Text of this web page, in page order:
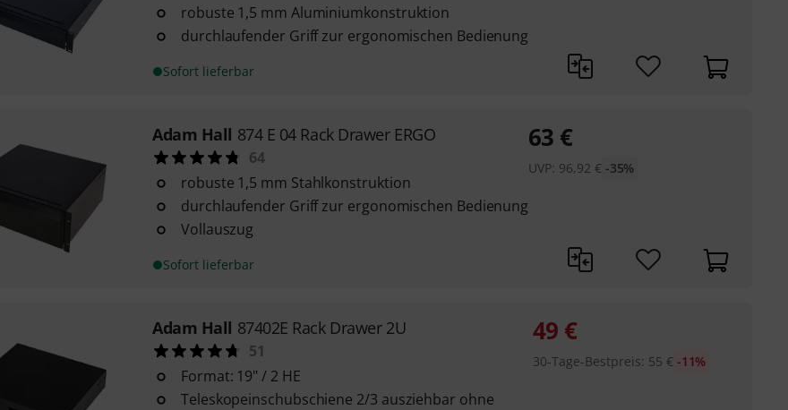
robuste 1,5 mm Aluminiumkonstruktion
durchlaufender Griff zur ergonomischen Bedienung
Sofort lieferbar
Adam Hall 874 E 04 Rack Drawer ERGO
64
robuste 1,5 mm Stahlkonstruktion
durchlaufender Griff zur ergonomischen Bedienung
Vollauszug
Sofort lieferbar
63 €
UVP: 96,92 € -35%
Adam Hall 87402E Rack Drawer 2U
51
Format: 19" / 2 HE
Teleskopeinschubschiene 2/3 ausziehbar ohne
49 €
30-Tage-Bestpreis: 55 € -11%